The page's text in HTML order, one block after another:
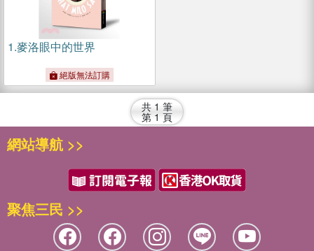
1.麥洛眼中的世界
絕版無法訂購
共 1 筆
第 1 頁
網站導航 >>
聚焦三民 >>